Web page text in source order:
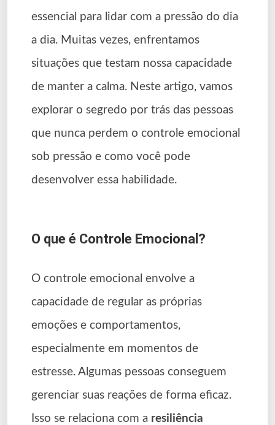
essencial para lidar com a pressão do dia
a dia. Muitas vezes, enfrentamos
situações que testam nossa capacidade
de manter a calma. Neste artigo, vamos
explorar o segredo por trás das pessoas
que nunca perdem o controle emocional
sob pressão e como você pode
desenvolver essa habilidade.
O que é Controle Emocional?
O controle emocional envolve a
capacidade de regular as próprias
emoções e comportamentos,
especialmente em momentos de
estresse. Algumas pessoas conseguem
gerenciar suas reações de forma eficaz.
Isso se relaciona com a resiliência